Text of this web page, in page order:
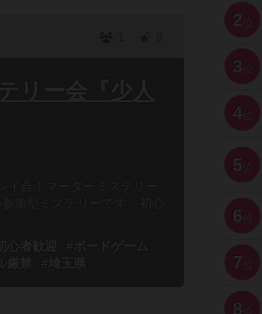
リー会『少人
心者歓迎
#ボードゲーム
禁 #埼玉県
2 位
3 位
4位
5 位
6 位
7 位
8 位